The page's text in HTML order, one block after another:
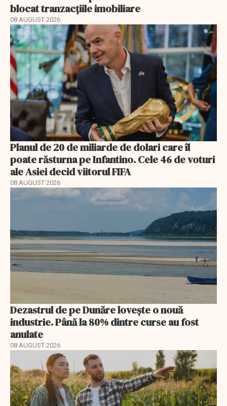
blocat tranzacțiile imobiliare
08 AUGUST 2026
Planul de 20 de miliarde de dolari care îl
poate răsturna pe Infantino. Cele 46 de voturi
ale Asiei decid viitorul FIFA
08 AUGUST 2026
Dezastrul de pe Dunăre lovește o nouă
industrie. Până la 80% dintre curse au fost
anulate
08 AUGUST 2026